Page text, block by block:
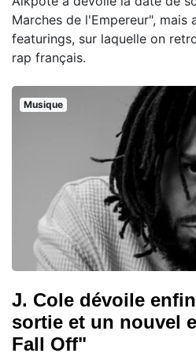
Marches de l'Empereur", mais
featurings, sur laquelle on
rap français.
Musique
J. Cole dévoile
sortie et un nouvel
Fall Off"